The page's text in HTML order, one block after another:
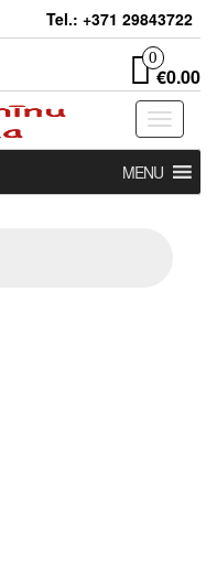
Tel.: +371 29843722
0
€0.00
Toggle
MENU